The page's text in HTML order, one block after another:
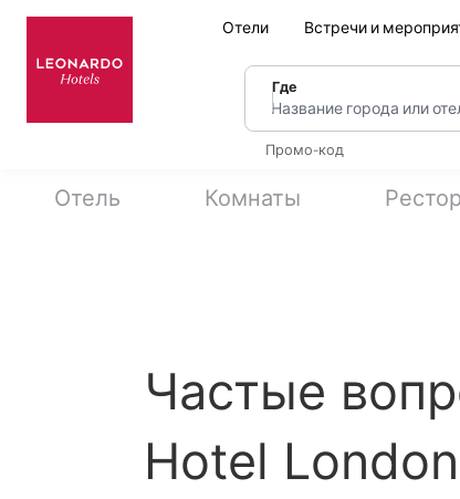
Отели Встречи и
Где
Название города или
Промо-код
Отель Комнаты
Частые
Hotel